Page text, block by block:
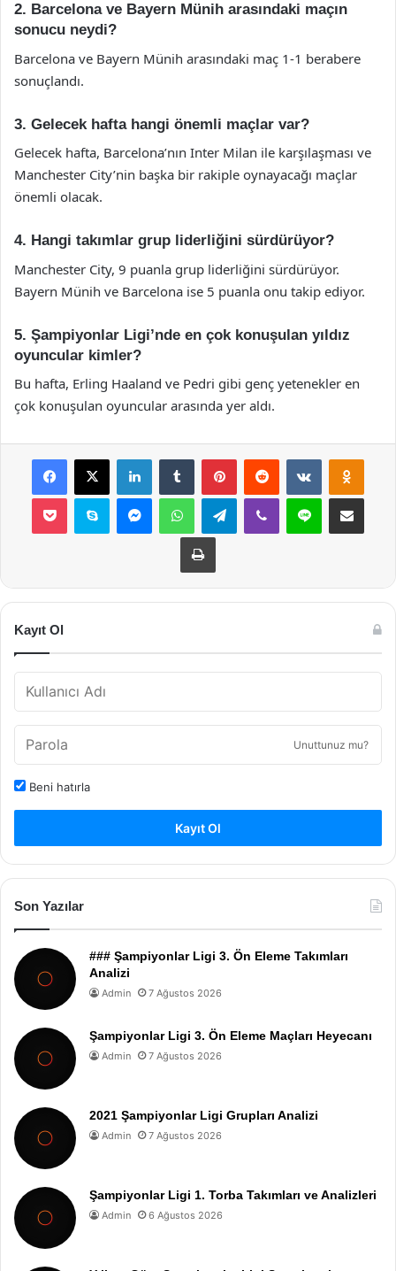
2. Barcelona ve Bayern Münih arasındaki maçın
sonucu neydi?
Barcelona ve Bayern Münih arasındaki maç 1-1 berabere
sonuçlandı.
3. Gelecek hafta hangi önemli maçlar var?
Gelecek hafta, Barcelona’nın Inter Milan ile karşılaşması ve
Manchester City’nin başka bir rakiple oynayacağı maçlar
önemli olacak.
4. Hangi takımlar grup liderliğini sürdürüyor?
Manchester City, 9 puanla grup liderliğini sürdürüyor.
Bayern Münih ve Barcelona ise 5 puanla onu takip ediyor.
5. Şampiyonlar Ligi’nde en çok konuşulan yıldız
oyuncular kimler?
Bu hafta, Erling Haaland ve Pedri gibi genç yetenekler en
çok konuşulan oyuncular arasında yer aldı.
Facebook
X LinkedInTumblr PinterestReddit VKontakte
Pocket Skype MessengerWhatsAppTelegramViber Line E-Posta ile
Yazdır
Kayıt Ol
Unuttunuz mu?
Beni hatırla
Kayıt Ol
Son Yazılar
### Şampiyonlar Ligi 3. Ön Eleme Takımları
Analizi
Admin 7 Ağustos 2026
Şampiyonlar Ligi 3. Ön Eleme Maçları Heyecanı
Admin 7 Ağustos 2026
2021 Şampiyonlar Ligi Grupları Analizi
Admin 7 Ağustos 2026
Şampiyonlar Ligi 1. Torba Takımları ve Analizleri
Admin 6 Ağustos 2026